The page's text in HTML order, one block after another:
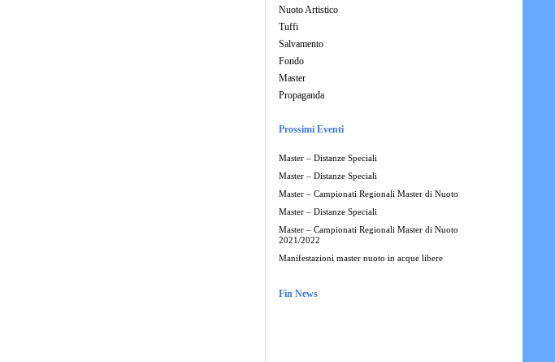
Nuoto Artistico
Tuffi
Salvamento
Fondo
Master
Propaganda
Prossimi Eventi
Master – Distanze Speciali
Master – Distanze Speciali
Master – Campionati Regionali Master di Nuoto
Master – Distanze Speciali
Master – Campionati Regionali Master di Nuoto
2021/2022
Manifestazioni master nuoto in acque libere
Fin News